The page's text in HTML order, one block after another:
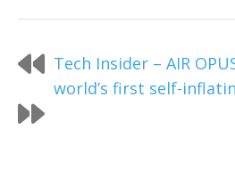
Tech Insider – AIR
world’s first self-